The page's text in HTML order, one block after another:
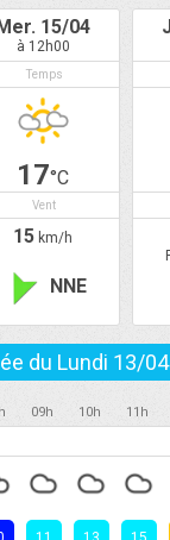
Mer. 15/04
à 12h00
Temps
17°C
Vent
15 km/h
NNE
du Lundi 13/04
09h 10h 11h